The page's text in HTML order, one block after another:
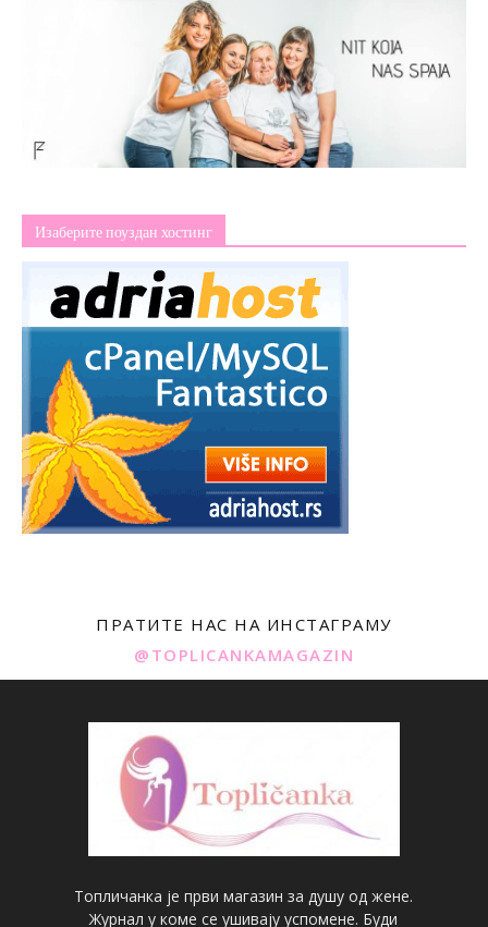
Изаберите поуздан хостинг
ПРАТИТЕ НАС НА ИНСТАГРАМУ
@TOPLICANKAMAGAZIN
Топличанка је први магазин за душу од жене.
Журнал у коме се ушивају успомене. Буди